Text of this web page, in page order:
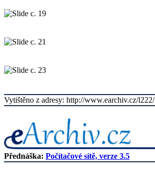
Vytištěno z adresy: http://www.earchiv.cz/l222/
Přednáška: Počítačové sítě, verze 3.5